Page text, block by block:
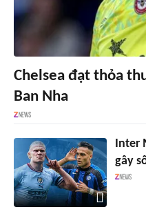
Chelsea đạt thỏa
Ban Nha
Inter
gây